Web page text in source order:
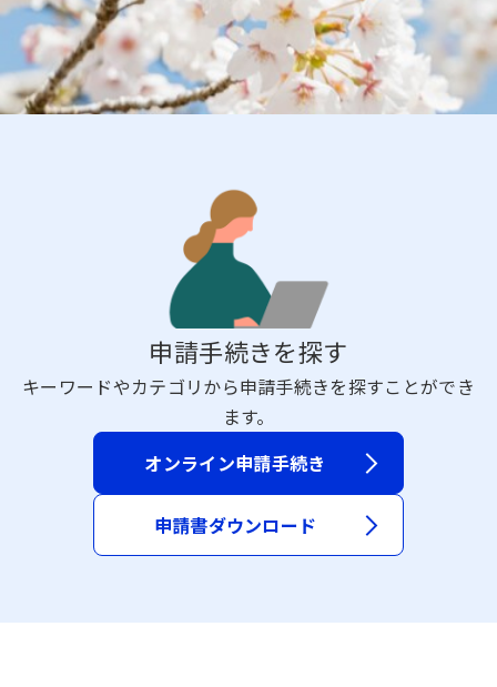
申請手続きを探す
キーワードやカテゴリから申請手続きを探すことができ
ます。
オンライン申請手続き
申請書ダウンロード